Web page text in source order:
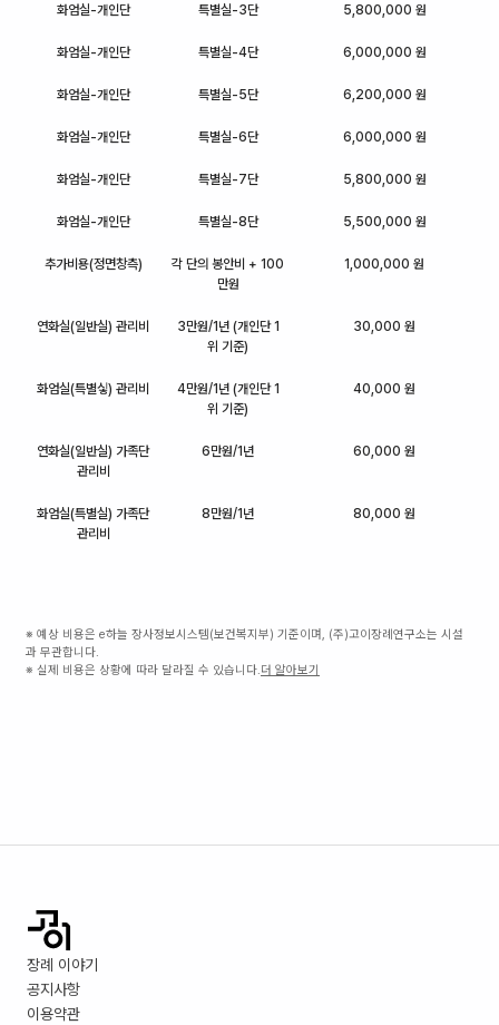
화엄실-개인단 특별실-3단 5,800,000 원
화엄실-개인단 특별실-4단 6,000,000 원
화엄실-개인단 특별실-5단 6,200,000 원
화엄실-개인단 특별실-6단 6,000,000 원
화엄실-개인단 특별실-7단 5,800,000 원
화엄실-개인단 특별실-8단 5,500,000 원
추가비용(정면창측)
각 단의 봉안비 + 100
만원
1,000,000 원
연화실(일반실) 관리비
3만원/1년 (개인단 1
위 기준)
30,000 원
화엄실(특별싷) 관리비
4만원/1년 (개인단 1
위 기준)
40,000 원
연화실(일반실) 가족단
관리비
6만원/1년 60,000 원
화엄실(특별실) 가족단
관리비
8만원/1년 80,000 원
※ 예상 비용은 e하늘 장사정보시스템(보건복지부) 기준이며, (주)고이장례연구소는 시설
과 무관합니다.
※ 실제 비용은 상황에 따라 달라질 수 있습니다.더 알아보기
장례 이야기
공지사항
이용약관